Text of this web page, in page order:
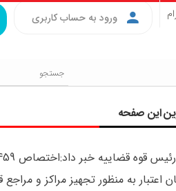
ورود به حساب کاربری
این صفحه
اعتبار به منظور تجهيز مراکز و